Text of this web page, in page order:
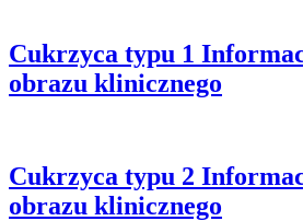
Cukrzyca typu 1
obrazu klinicznego
Cukrzyca typu 2
obrazu klinicznego